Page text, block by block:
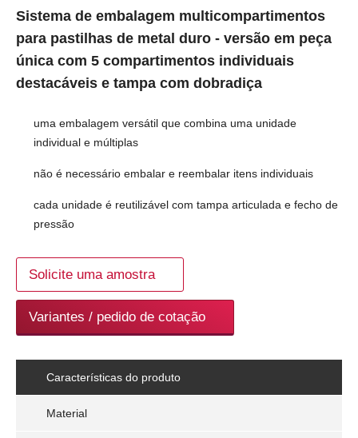
Sistema de embalagem multicompartimentos
para pastilhas de metal duro - versão em peça
única com 5 compartimentos individuais
destacáveis e tampa com dobradiça
uma embalagem versátil que combina uma unidade
individual e múltiplas
não é necessário embalar e reembalar itens individuais
cada unidade é reutilizável com tampa articulada e fecho de
pressão
Solicite uma amostra
Variantes / pedido de cotação
Características do produto
Material